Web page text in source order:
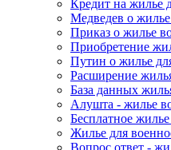
Кредит на жилье
Медведев о
Приказ о жилье
Приобретение
Путин о жилье
Расширение
База данных
Алушта - жилье
Бесплатное
Жилье для
Вопрос ответ -